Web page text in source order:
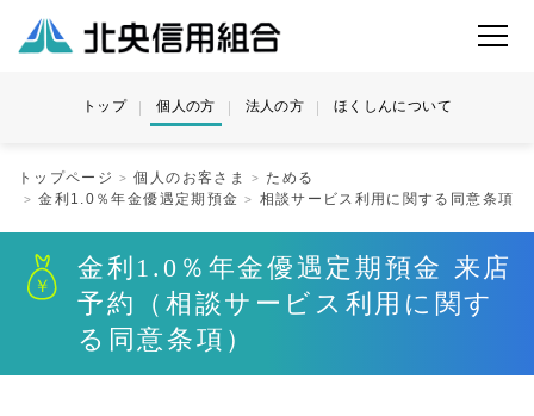
トップ 個人の方 法人の方 ほくしんについて
トップページ 個人のお客さま
ためる
金利1.0％年金優遇定期預金
相談サービス利用に関する同意条項
金利1.0％年金優遇定期預金 来店
予約（相談サービス利用に関す
る同意条項）